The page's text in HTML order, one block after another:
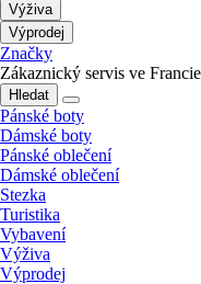
Výživa
Výprodej
Značky
Zákaznický servis ve Francie
Hledat
Pánské boty
Dámské boty
Pánské oblečení
Dámské oblečení
Stezka
Turistika
Vybavení
Výživa
Výprodej